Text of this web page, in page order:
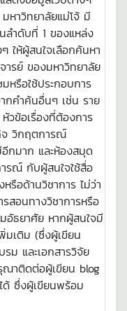
หาวิทยาลัยแม่โจ้ มี
ำดับที่ 1 ของแหล่ง
ให้ผู้สนใจเลือกค้นหา
รย์ ของมหาวิทยาลัย
หรือใช้ประกอบการ
กคำค้นอื่นๆ เช่น ราย
วข้อเรื่องที่ต้องการ
จ วิกฤตการณ์
กมาก และห้องสมุด
รณ์ กับผู้สนใจใช้สื่อ
รือด้านวิชาการ ไม่ว่า
สอนทางวิชาการหรือ
ธยาศัย หากผู้สนใจมี
มเติม (ซึ่งผู้เขียน
ม และเอกสารวิจัย
าติดต่อผู้เขียน blog
ด้ ซึ่งผู้เขียนพร้อม